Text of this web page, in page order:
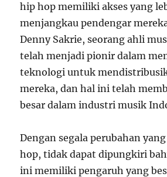
hip hop memiliki akses yang
menjangkau pendengar
Denny Sakrie, seorang ahli
telah menjadi pionir dalam
teknologi untuk
mereka, dan hal ini telah
besar dalam industri musik
Dengan segala perubahan
hop, tidak dapat dipungkiri
ini memiliki pengaruh yang